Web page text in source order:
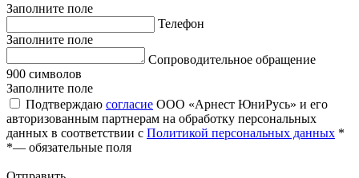
Заполните поле
Телефон
Заполните поле
Сопроводительное обращение
900 символов
Заполните поле
Подтверждаю согласие ООО «Арнест ЮниРусь» и его
авторизованным партнерам на обработку персональных
данных в соответствии с Политикой персональных данных *
*— обязательные поля